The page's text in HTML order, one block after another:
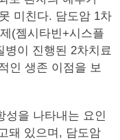
미친다. 담도암 1차
(젬시타빈+시스플
병이 진행된 2차치료
인 생존 이점을 보
성을 나타내는 요인
돼 있으며, 담도암